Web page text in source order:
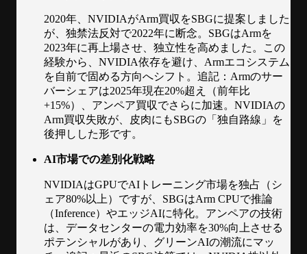
2020年、NVIDIAがArm買収をSBGに提案しました
が、独禁法反対で2022年に断念。SBGはArmを
2023年に再上場させ、独立性を高めました。この
経験から、NVIDIA依存を避け、Armエコシステム
を自前で固める方向へシフト。追記：Armのサー
バーシェアは2025年現在20%超え（前年比
+15%）、アンペア買収でさらに加速。NVIDIAの
Arm買収失敗が、皮肉にもSBGの「独自路線」を
後押しした形です。
AI市場での差別化戦略
NVIDIAはGPUでAIトレーニング市場を独占（シ
ェア80%以上）ですが、SBGはArm CPUで推論
（Inference）やエッジAIに特化。アンペアの技術
は、データセンターの電力効率を30%向上させる
ポテンシャルがあり、グリーンAIの潮流にマッ